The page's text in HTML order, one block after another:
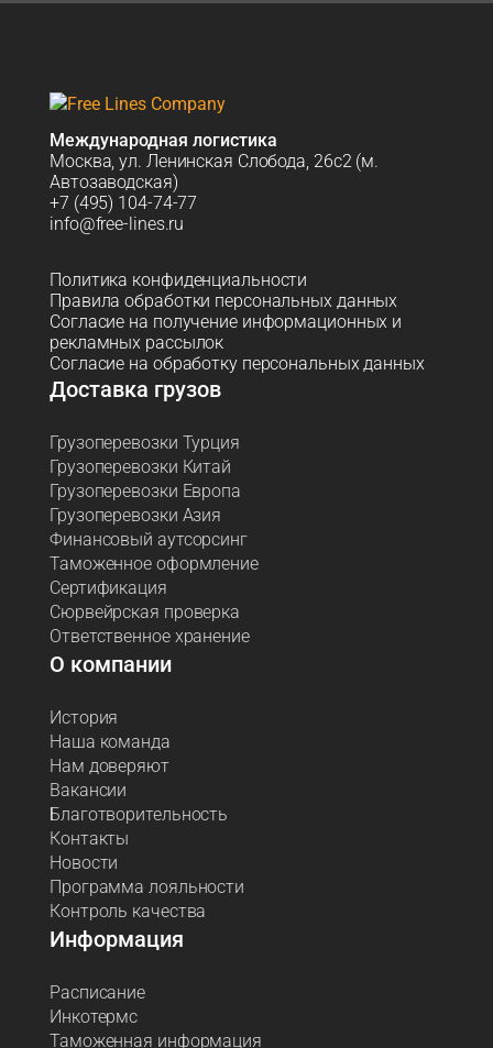
Международная логистика
Москва, ул. Ленинская Слобода, 26с2 (м.
Автозаводская)
+7 (495) 104-74-77
info@free-lines.ru
Политика конфиденциальности
Правила обработки персональных данных
Согласие на получение информационных и
рекламных рассылок
Согласие на обработку персональных данных
Доставка грузов
Грузоперевозки Турция
Грузоперевозки Китай
Грузоперевозки Европа
Грузоперевозки Азия
Финансовый аутсорсинг
Таможенное оформление
Сертификация
Сюрвейрская проверка
Ответственное хранение
О компании
История
Наша команда
Нам доверяют
Вакансии
Благотворительность
Контакты
Новости
Программа лояльности
Контроль качества
Информация
Расписание
Инкотермс
Таможенная информация